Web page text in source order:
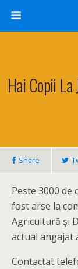
Hai Copii
Share
Peste 3000
fost arse la
Agricultură şi
actual angajat
Contactat